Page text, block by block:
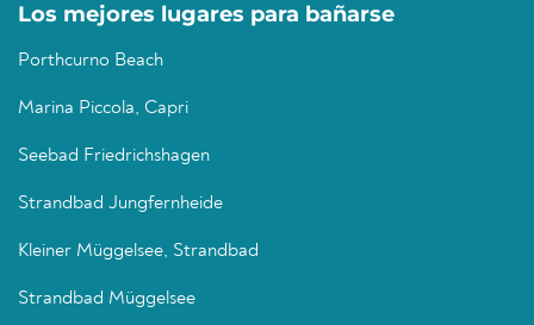
Los mejores lugares para bañarse
Porthcurno Beach
Marina Piccola, Capri
Seebad Friedrichshagen
Strandbad Jungfernheide
Kleiner Müggelsee, Strandbad
Strandbad Müggelsee